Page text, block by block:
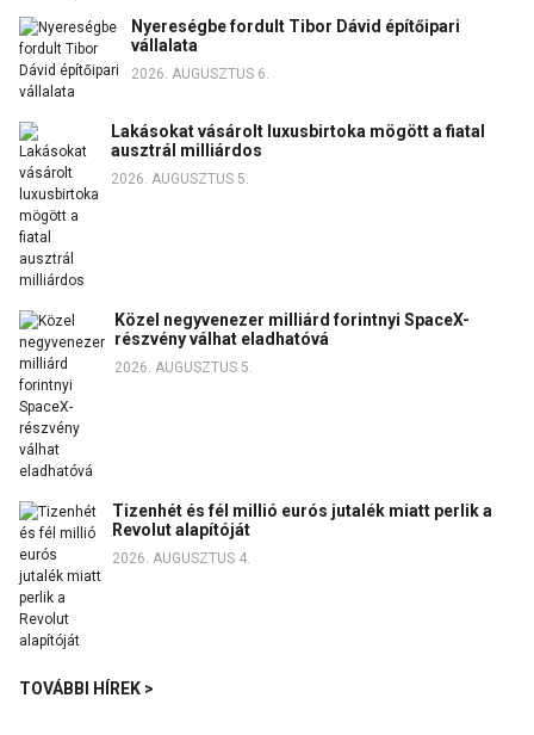
Nyereségbe fordult Tibor Dávid építőipari
vállalata
2026. AUGUSZTUS 6.
Lakásokat vásárolt luxusbirtoka mögött a fiatal
ausztrál milliárdos
2026. AUGUSZTUS 5.
Közel negyvenezer milliárd forintnyi SpaceX-
részvény válhat eladhatóvá
2026. AUGUSZTUS 5.
Tizenhét és fél millió eurós jutalék miatt perlik a
Revolut alapítóját
2026. AUGUSZTUS 4.
TOVÁBBI HÍREK >